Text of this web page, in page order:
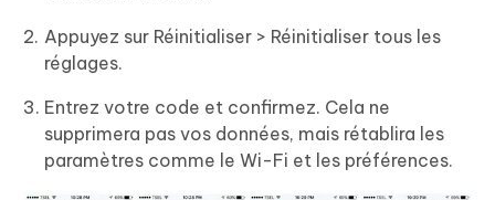
Appuyez sur Réinitialiser > Réinitialiser tous les
réglages.
Entrez votre code et confirmez. Cela ne
supprimera pas vos données, mais rétablira les
paramètres comme le Wi-Fi et les préférences.